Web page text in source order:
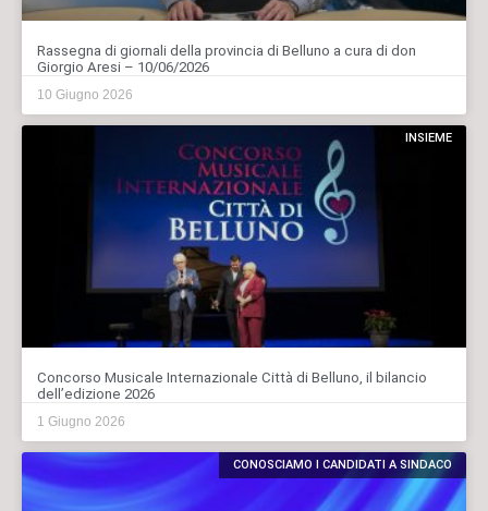
Rassegna di giornali della provincia di Belluno a cura di don
Giorgio Aresi – 10/06/2026
10 Giugno 2026
INSIEME
Concorso Musicale Internazionale Città di Belluno, il bilancio
dell’edizione 2026
1 Giugno 2026
CONOSCIAMO I CANDIDATI A SINDACO